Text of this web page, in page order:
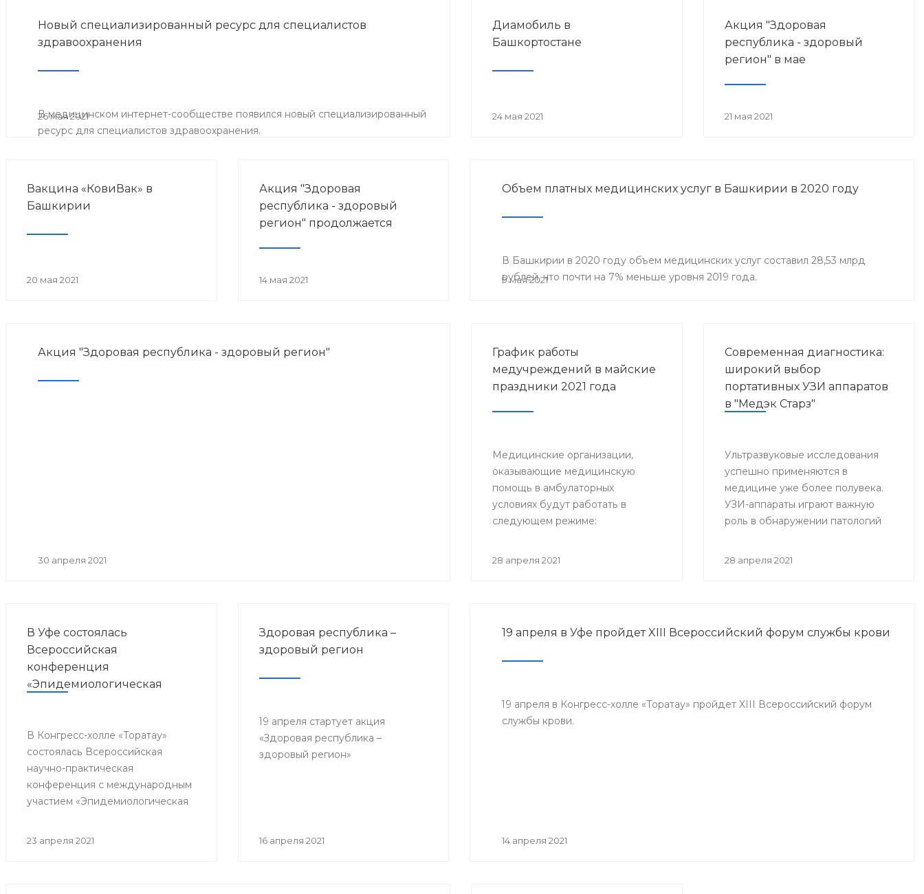
Новый специализированный ресурс для специалистов
здравоохранения
В медицинском интернет-сообществе появился новый специализированный
ресурс для специалистов здравоохранения.
26 мая 2021
Диамобиль в
Башкортостане
24 мая 2021
Акция "Здоровая
республика - здоровый
регион" в мае
21 мая 2021
Вакцина «КовиВак» в
Башкирии
20 мая 2021
Акция "Здоровая
республика - здоровый
регион" продолжается
14 мая 2021
Объем платных медицинских услуг в Башкирии в 2020 году
В Башкирии в 2020 году объем медицинских услуг составил 28,53 млрд
рублей, что почти на 7% меньше уровня 2019 года.
9 мая 2021
Акция "Здоровая республика - здоровый регион"
30 апреля 2021
График работы
медучреждений в майские
праздники 2021 года
Медицинские организации,
оказывающие медицинскую
помощь в амбулаторных
условиях будут работать в
следующем режиме:
28 апреля 2021
Современная диагностика:
широкий выбор
портативных УЗИ аппаратов
в "Медэк Старз"
Ультразвуковые исследования
успешно применяются в
медицине уже более полувека.
УЗИ-аппараты играют важную
роль в обнаружении патологий
28 апреля 2021
В Уфе состоялась
Всероссийская
конференция
«Эпидемиологическая
В Конгресс-холле «Торатау»
состоялась Всероссийская
научно-практическая
конференция с международным
участием «Эпидемиологическая
23 апреля 2021
Здоровая республика –
здоровый регион
19 апреля стартует акция
«Здоровая республика –
здоровый регион»
16 апреля 2021
19 апреля в Уфе пройдет XIII Всероссийский форум службы крови
19 апреля в Конгресс-холле «Торатау» пройдет XIII Всероссийский форум
службы крови.
14 апреля 2021